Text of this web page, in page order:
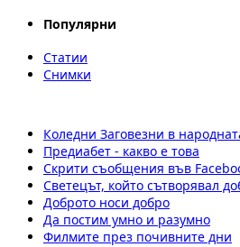
Популярни
Статии
Снимки
Коледни Заговезни в
Предиабет - какво е това
Скрити съобщения във
Светецът, който сътворявал
Доброто носи добро
Да постим умно и разумно
Филмите през почивните дни